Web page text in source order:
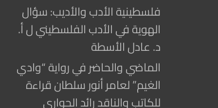
فلسطينية الأدب والأديب: سؤال
الهوية في الأدب الفلسطيني ل أ.
د. عادل الأسطة
الماضي والحاضر في رواية “وادي
الغيم” لعامر أنور سلطان قراءة
للكاتب والناقد رائد الحواري